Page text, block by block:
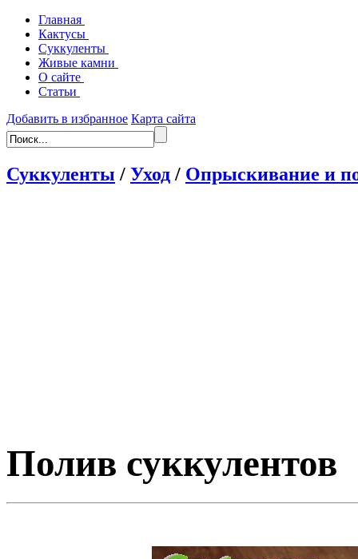
Главная
Кактусы
Суккуленты
Живые камни
О сайте
Статьи
Добавить в избранное Карта сайта
Суккуленты / Уход / Опрыскивание и
Полив суккулентов